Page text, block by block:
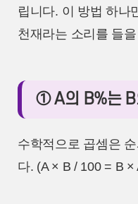
립니다. 이 방법 하나
천재라는 소리를 들
① A의 B%는 B
수학적으로 곱셈은
다. (A × B / 100 = B ×